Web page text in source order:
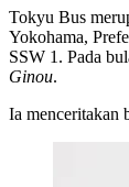
Tokyu Bus
Yokohama,
SSW 1. Pada
Ginou.
Ia menceritakan